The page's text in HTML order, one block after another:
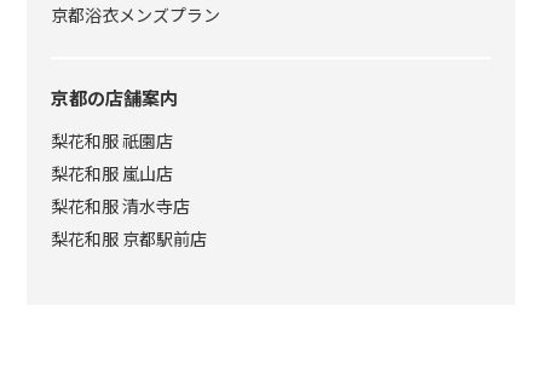
京都浴衣メンズプラン
京都の店舗案内
梨花和服 祇園店
梨花和服 嵐山店
梨花和服 清水寺店
梨花和服 京都駅前店